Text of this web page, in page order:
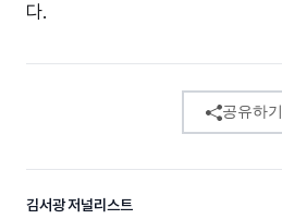
다.
공유하기
김서광 저널리스트